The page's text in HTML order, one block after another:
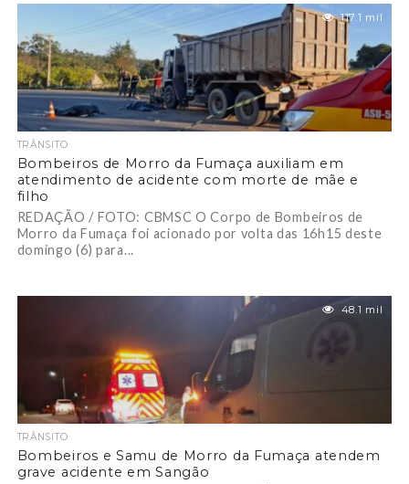
117.1 mil
TRÂNSITO
Bombeiros de Morro da Fumaça auxiliam em
atendimento de acidente com morte de mãe e
filho
REDAÇÃO / FOTO: CBMSC O Corpo de Bombeiros de
Morro da Fumaça foi acionado por volta das 16h15 deste
domingo (6) para...
48.1 mil
TRÂNSITO
Bombeiros e Samu de Morro da Fumaça atendem
grave acidente em Sangão